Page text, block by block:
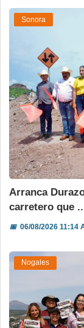
Sonora
Arranca
carretero que
📅06/08/2026 11:14
Nogales